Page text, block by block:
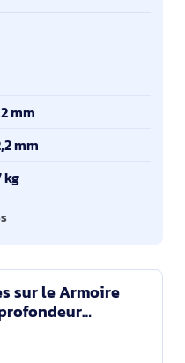
mm
mm
kg
sur le Armoire
avec portes et